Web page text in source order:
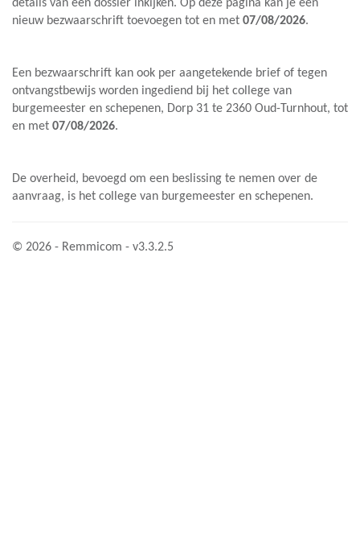
details van een dossier inkijken. Op deze pagina kan je een
nieuw bezwaarschrift toevoegen tot en met 07/08/2026.
Een bezwaarschrift kan ook per aangetekende brief of tegen
ontvangstbewijs worden ingediend bij het college van
burgemeester en schepenen, Dorp 31 te 2360 Oud-Turnhout, tot
en met 07/08/2026.
De overheid, bevoegd om een beslissing te nemen over de
aanvraag, is het college van burgemeester en schepenen.
© 2026 - Remmicom - v3.3.2.5